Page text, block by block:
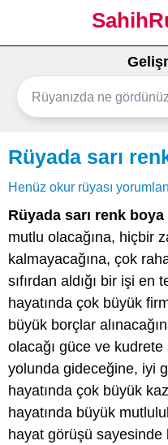
Rüyada sarı
Henüz okur rüyası
Rüyada sarı renk
mutlu olacağına, hiçbir
kalmayacağına, çok
sıfırdan aldığı bir işi en
hayatında çok büyük
büyük borçlar
olacağı güce ve
yolunda gideceğine, iyi
hayatında çok büyük
hayatında büyük
hayat görüşü sayesinde